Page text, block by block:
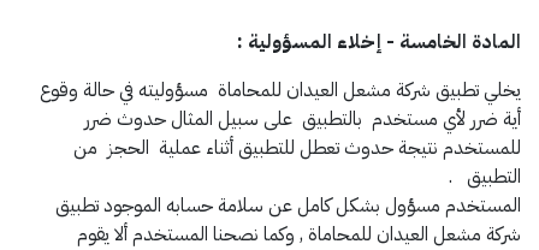
المادة الخامسة - إخلاء المسؤولية :
يخلي تطبيق شركة مشعل العيدان للمحاماة مسؤوليته في حالة وقوع
أية ضرر لأي مستخدم بالتطبيق على سبيل المثال حدوث ضرر
للمستخدم نتيجة حدوث تعطل للتطبيق أثناء عملية الحجز من
التطبيق .
المستخدم مسؤول بشكل كامل عن سلامة حسابه الموجود تطبيق
شركة مشعل العيدان للمحاماة , وكما نصحنا المستخدم ألا يقوم